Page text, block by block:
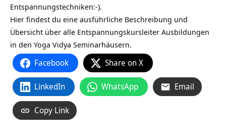
Entspannungstechniken:-).
Hier findest du eine ausführliche Beschreibung und
Übersicht über alle Entspannungskursleiter Ausbildungen
in den Yoga Vidya Seminarhäusern.
Facebook Share on X
LinkedIn WhatsApp Email
Copy Link